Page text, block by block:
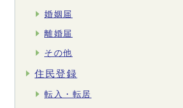
婚姻届
離婚届
その他
住民登録
転入・転居